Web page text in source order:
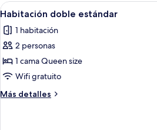
Abrir
todas
las
fotos
de
Habitación
doble
estándar
Una
3
Habitación doble estándar
1 habitación
2 personas
1 cama Queen size
Wifi gratuito
Más detalles
Más